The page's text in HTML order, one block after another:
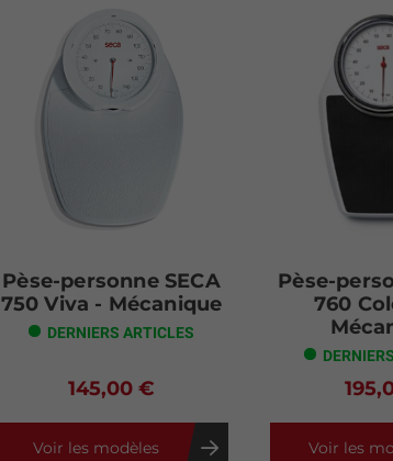
Pèse-personne SECA
750 Viva - Mécanique
DERNIERS ARTICLES
145,00 €
Voir les modèles
Pèse-
760
Voir les